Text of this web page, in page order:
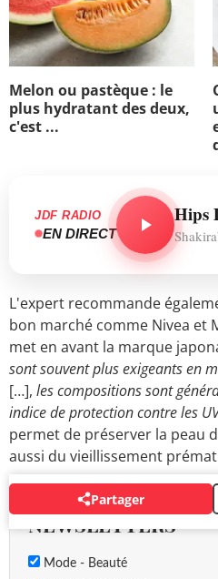
Melon ou pastèque : le
plus hydratant des deux,
c'est ...
JDF RADIO
EN DIRECT
L'expert recommande
bon marché comme Nivea et
met en avant la marque
sont souvent plus exigeants en
[…], les compositions sont
indice de protection contre les
permet de préserver la peau
aussi du vieillissement
Partager
NEWSLETTERS
Mode - Beauté